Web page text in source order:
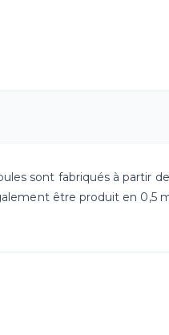
sont fabriqués à partir
être produit en 0,5